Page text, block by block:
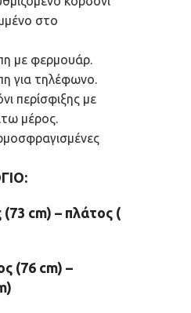
στο
με φερμουάρ.
για τηλέφωνο.
περίσφιξης με
μέρος.
cm) – πλάτος (
(76 cm) –